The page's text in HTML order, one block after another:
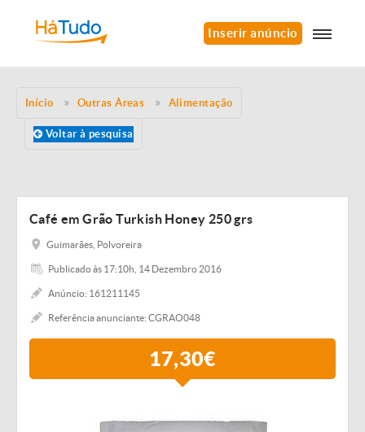
Inserir anúncio
Início Outras Áreas Alimentação
Voltar à pesquisa
Café em Grão Turkish Honey 250 grs
Guimarães, Polvoreira
Publicado às 17:10h, 14 Dezembro 2016
Anúncio: 161211145
Referência anunciante: CGRAO048
17,30€